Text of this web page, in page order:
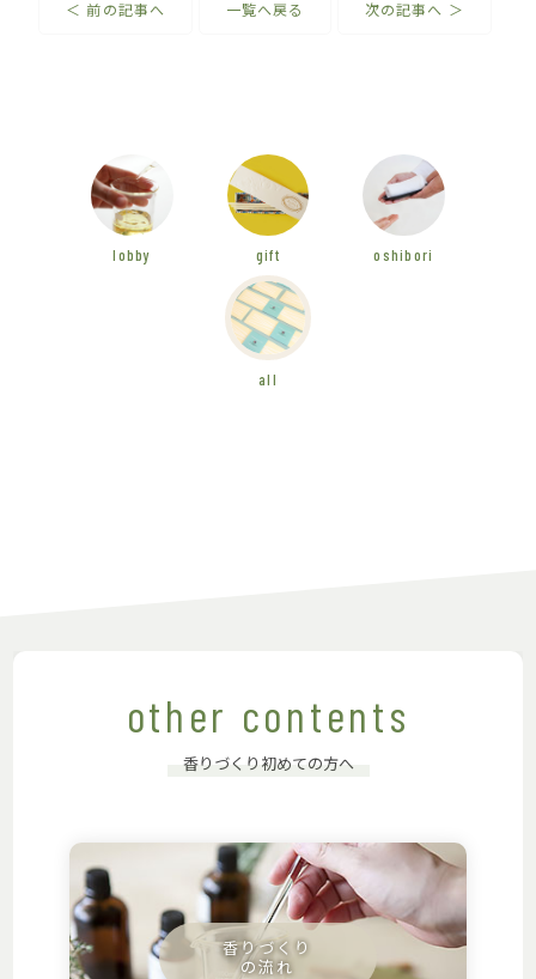
＜ 前の記事へ 一覧へ戻る 次の記事へ ＞
lobby gift oshibori
all
other contents
香りづくり初めての方へ